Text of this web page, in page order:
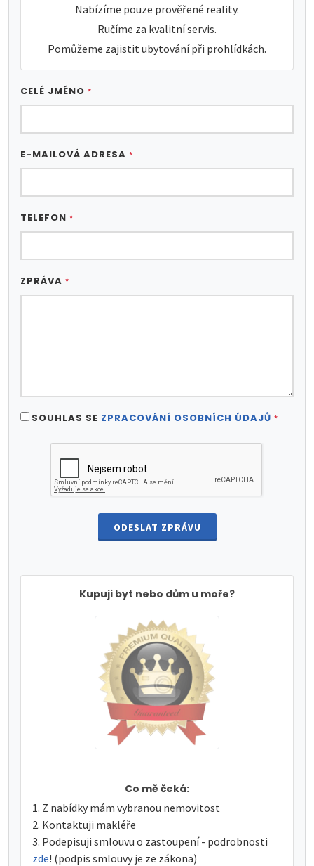
Nabízíme pouze prověřené reality.
Ručíme za kvalitní servis.
Pomůžeme zajistit ubytování při prohlídkách.
CELÉ JMÉNO *
E-MAILOVÁ ADRESA *
TELEFON *
ZPRÁVA *
SOUHLAS SE ZPRACOVÁNÍ OSOBNÍCH ÚDAJŮ *
ODESLAT ZPRÁVU
Kupuji byt nebo dům u moře?
Co mě čeká:
Z nabídky mám vybranou nemovitost
Kontaktuji makléře
Podepisuji smlouvu o zastoupení - podrobnosti
zde! (podpis smlouvy je ze zákona)